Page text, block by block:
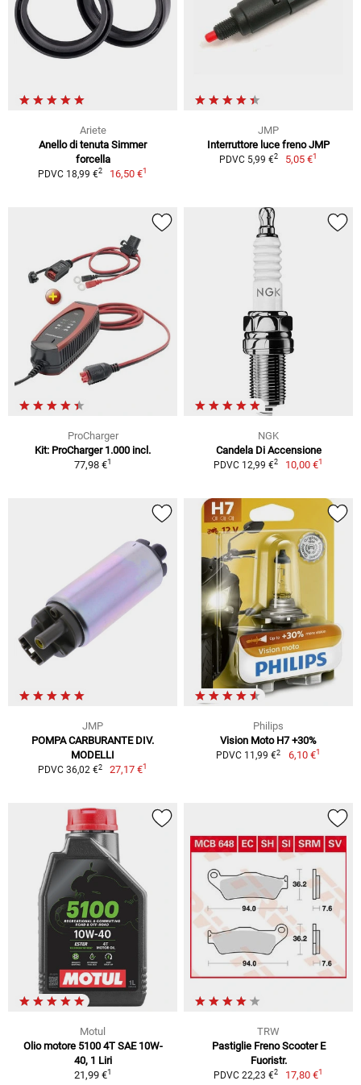
Ariete
Anello di tenuta Simmer
forcella
PDVC 18,99 €2 16,50 €1
JMP
Interruttore luce freno JMP
PDVC 5,99 €2 5,05 €1
ProCharger
Kit: ProCharger 1.000 incl.
77,98 €1
NGK
Candela Di Accensione
PDVC 12,99 €2 10,00 €1
JMP
POMPA CARBURANTE DIV.
MODELLI
PDVC 36,02 €2 27,17 €1
Philips
Vision Moto H7 +30%
PDVC 11,99 €2 6,10 €1
Motul
Olio motore 5100 4T SAE 10W-
40, 1 Liri
21,99 €1
TRW
Pastiglie Freno Scooter E
Fuoristr.
PDVC 22,23 €2 17,80 €1